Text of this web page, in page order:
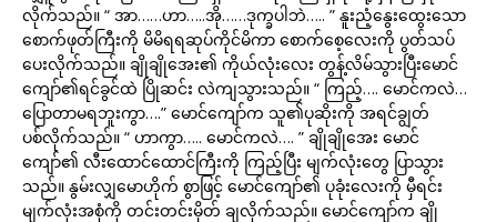
လိုက်သည်။ “ အာ……ဟာ…..အို……ဒုက္ခပါဘဲ….. ” နူးညံ့နွေးထွေးသော
စောက်ဖုတ်ကြီးကို မိမိရရဆုပ်ကိုင်မိကာ စောက်စေ့လေးကို ပွတ်သပ်
ပေးလိုက်သည်။ ချိုချိုအေး၏ ကိုယ်လုံးလေး တွန့်လိမ်သွားပြီးမောင်
ကျော်၏ရင်ခွင်ထဲ ပြိုဆင်း လဲကျသွားသည်။ “ ကြည့်…. မောင်ကလဲ…
ပြောတာမရဘူးကွာ….” မောင်ကျော်က သူ၏ပုဆိုးကို အရင်ချွတ်
ပစ်လိုက်သည်။ “ ဟာကွာ….. မောင်ကလဲ…. ” ချိုချိုအေး မောင်
ကျော်၏ လီးထောင်ထောင်ကြီးကို ကြည့်ပြီး မျက်လုံးတွေ ပြာသွား
သည်။ နွမ်းလျှမောဟိုက် စွာဖြင့် မောင်ကျော်၏ ပုခုံးလေးကို မှီရင်း
မျက်လုံးအစုံကို တင်းတင်းမှိတ် ချလိုက်သည်။ မောင်ကျော်က ချို